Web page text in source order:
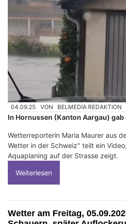
04.09.25 VON BELMEDIA REDAKTION
In Hornussen (Kanton Aargau) gab
Wetterreporterin Maria Maurer aus
Wetter in der Schweiz" teilt ein
Aquaplaning auf der Strasse zeigt.
Weiterlesen
Wetter am Freitag,